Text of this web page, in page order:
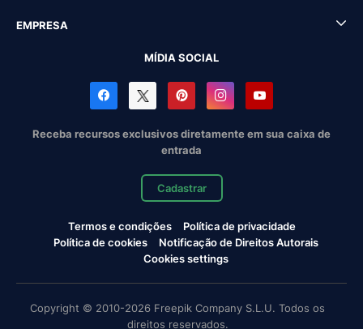
EMPRESA
MÍDIA SOCIAL
Receba recursos exclusivos diretamente em sua caixa de
entrada
Cadastrar
Termos e condições
Política de privacidade
Política de cookies
Notificação de Direitos Autorais
Cookies settings
Copyright © 2010-2026 Freepik Company S.L.U. Todos os
direitos reservados.